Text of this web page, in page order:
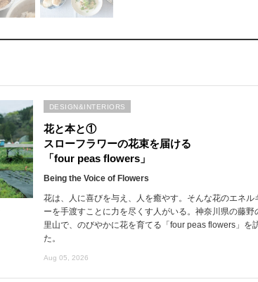
花と本と①
スローフラワーの花束を届ける
「four peas flowers」
Being the Voice of Flowers
花は、人に喜びを与え、人を癒やす。そんな花のエネル
ーを手渡すことに力を尽くす人がいる。神奈川県の藤野
里山で、のびやかに花を育てる「four peas flowers」を
た。
Aug 05, 2026
DESIGN&INTERIORS